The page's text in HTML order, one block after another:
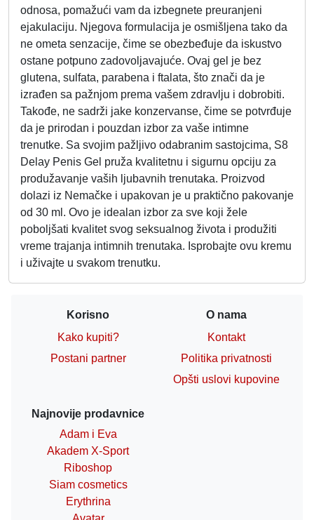
odnosa, pomažući vam da izbegnete preuranjeni
ejakulaciju. Njegova formulacija je osmišljena tako da
ne ometa senzacije, čime se obezbeđuje da iskustvo
ostane potpuno zadovoljavajuće. Ovaj gel je bez
glutena, sulfata, parabena i ftalata, što znači da je
izrađen sa pažnjom prema vašem zdravlju i dobrobiti.
Takođe, ne sadrži jake konzervanse, čime se potvrđuje
da je prirodan i pouzdan izbor za vaše intimne
trenutke. Sa svojim pažljivo odabranim sastojcima, S8
Delay Penis Gel pruža kvalitetnu i sigurnu opciju za
produžavanje vaših ljubavnih trenutaka. Proizvod
dolazi iz Nemačke i upakovan je u praktično pakovanje
od 30 ml. Ovo je idealan izbor za sve koji žele
poboljšati kvalitet svog seksualnog života i produžiti
vreme trajanja intimnih trenutaka. Isprobajte ovu kremu
i uživajte u svakom trenutku.
Korisno
Kako kupiti?
Postani partner
O nama
Kontakt
Politika privatnosti
Opšti uslovi kupovine
Najnovije prodavnice
Adam i Eva
Akadem X-Sport
Riboshop
Siam cosmetics
Erythrina